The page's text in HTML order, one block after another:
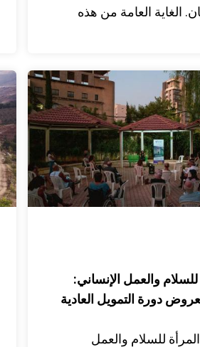
الغاية العامة من هذه
من أجل حماية النساء
أولئك الذين يعملون في
سياق النزاع والسياقات
والعمل الإنساني:
دورة التمويل العادية
للسلام والعمل